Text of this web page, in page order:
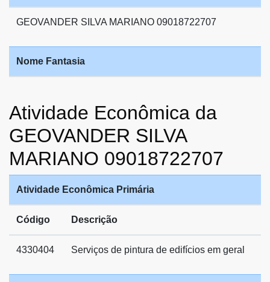
GEOVANDER SILVA MARIANO 09018722707
Nome Fantasia
Atividade Econômica da
GEOVANDER SILVA
MARIANO 09018722707
Atividade Econômica Primária
Código Descrição
4330404 Serviços de pintura de edifícios em geral